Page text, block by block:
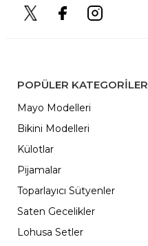
POPÜLER KATEGORILER
Mayo Modelleri
Bikini Modelleri
Külotlar
Pijamalar
Toparlayıcı Sütyenler
Saten Gecelikler
Lohusa Setler